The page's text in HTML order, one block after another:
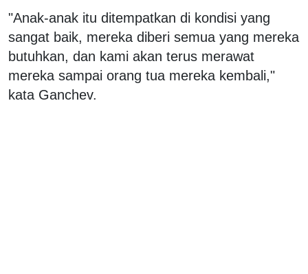
"Anak-anak itu ditempatkan di kondisi yang
sangat baik, mereka diberi semua yang mereka
butuhkan, dan kami akan terus merawat
mereka sampai orang tua mereka kembali,"
kata Ganchev.